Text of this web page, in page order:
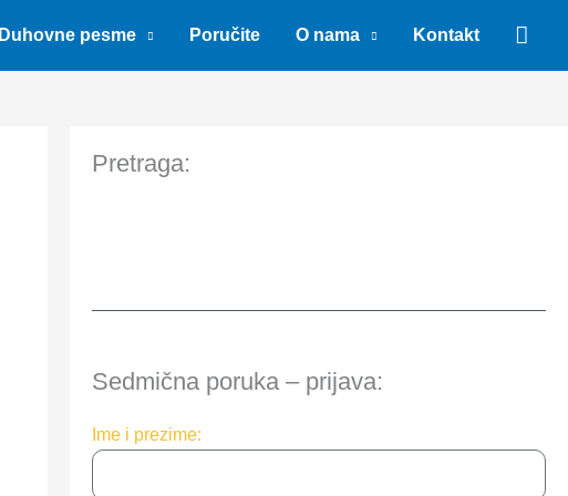
Duhovne pesme Poručite O nama Kontakt
Pretraga:
Sedmična poruka – prijava:
Ime i prezime: